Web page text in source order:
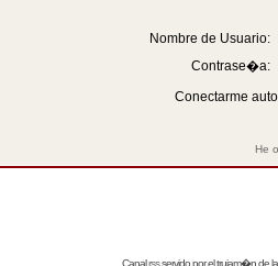
Nombre de Usuario:
Contrase�a:
Conectarme
He
Canalrssservido por eltrujam�nde